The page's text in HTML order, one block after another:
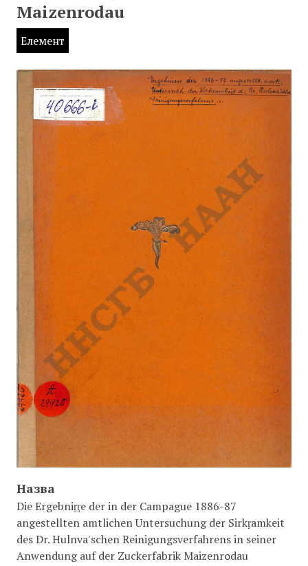
Maizenrodau
Елемент
Назва
Die Ergebniᶉᶉe der in der Campague 1886-87
angestellten amtlichen Untersuchung der Sirkᶉamkeit
des Dr. Hulnva'schen Reinigungsverfahrens in seiner
Anwendung auf der Zuckerfabrik Maizenrodau